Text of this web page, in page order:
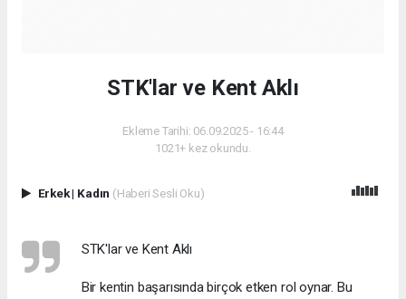
STK'lar ve Kent Aklı
Ekleme Tarihi: 06.09.2025 - 16:44
1021+ kez okundu.
Erkek| Kadın (Haberi Sesli Oku)
STK'lar ve Kent Aklı
Bir kentin başarısında birçok etken rol oynar. Bu